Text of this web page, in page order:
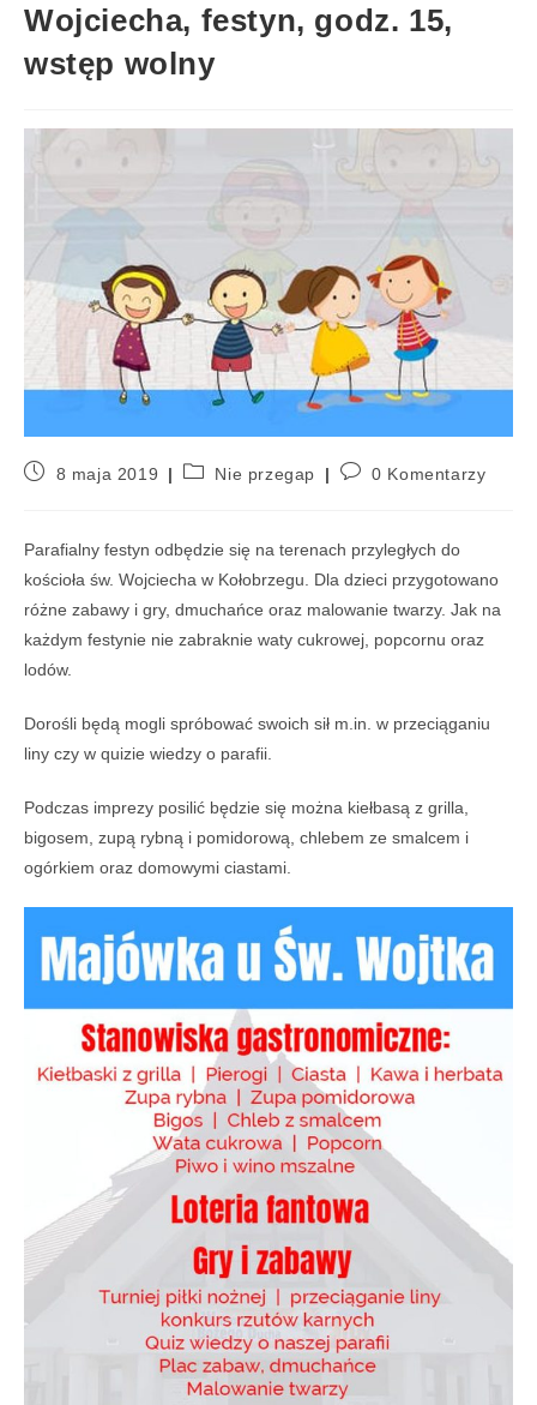
Wojciecha, festyn, godz. 15,
wstęp wolny
8 maja 2019 Nie przegap 0 Komentarzy
Parafialny festyn odbędzie się na terenach przyległych do
kościoła św. Wojciecha w Kołobrzegu. Dla dzieci przygotowano
różne zabawy i gry, dmuchańce oraz malowanie twarzy. Jak na
każdym festynie nie zabraknie waty cukrowej, popcornu oraz
lodów.
Dorośli będą mogli spróbować swoich sił m.in. w przeciąganiu
liny czy w quizie wiedzy o parafii.
Podczas imprezy posilić będzie się można kiełbasą z grilla,
bigosem, zupą rybną i pomidorową, chlebem ze smalcem i
ogórkiem oraz domowymi ciastami.